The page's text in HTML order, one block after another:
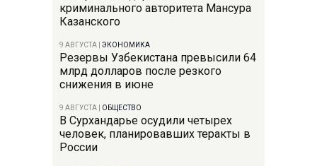
криминального авторитета Мансура
Казанского
9 АВГУСТА ЭКОНОМИКА
Резервы Узбекистана превысили 64
млрд долларов после резкого
снижения в июне
9 АВГУСТА ОБЩЕСТВО
В Сурхандарье осудили четырех
человек, планировавших теракты в
России